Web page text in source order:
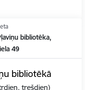
bibliotēka,
49
bibliotēkā
trešdien)